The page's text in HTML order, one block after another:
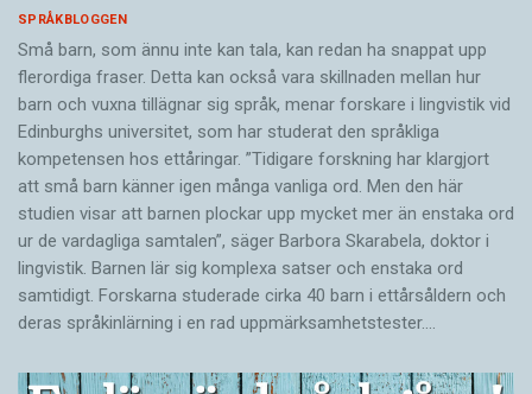
SPRÅKBLOGGEN
Små barn, som ännu inte kan tala, kan redan ha snappat upp
flerordiga fraser. Detta kan också vara skillnaden mellan hur
barn och vuxna tillägnar sig språk, menar forskare i lingvistik vid
Edinburghs universitet, som har studerat den språkliga
kompetensen hos ettåringar. ”Tidigare forskning har klargjort
att små barn känner igen många vanliga ord. Men den här
studien visar att barnen plockar upp mycket mer än enstaka ord
ur de vardagliga samtalen”, säger Barbora Skarabela, doktor i
lingvistik. Barnen lär sig komplexa satser och enstaka ord
samtidigt. Forskarna studerade cirka 40 barn i ettårsåldern och
deras språkinlärning i en rad uppmärksamhetstester.…